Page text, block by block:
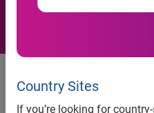
Country Sites
If you’re looking for
Artigo Ricardo
Ricardo Loureiro (*)